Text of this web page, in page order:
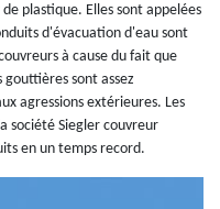
plastique. Elles sont appelées
d'évacuation d'eau sont
à cause du fait que
gouttières sont assez
agressions extérieures. Les
société Siegler couvreur
en un temps record.